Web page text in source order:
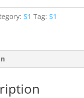
S1 Tag: S1